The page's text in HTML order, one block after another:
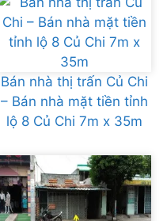
Bán nhà thị trấn Củ Chi
– Bán nhà mặt tiền tỉnh
lộ 8 Củ Chi 7m x 35m